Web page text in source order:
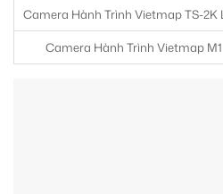
Camera Hành Trình Vietmap TS-2K
Camera Hành Trình Vietmap M1